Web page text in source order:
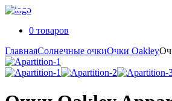
0 товаров
ГлавнаяСолнечные очкиОчки Oakley